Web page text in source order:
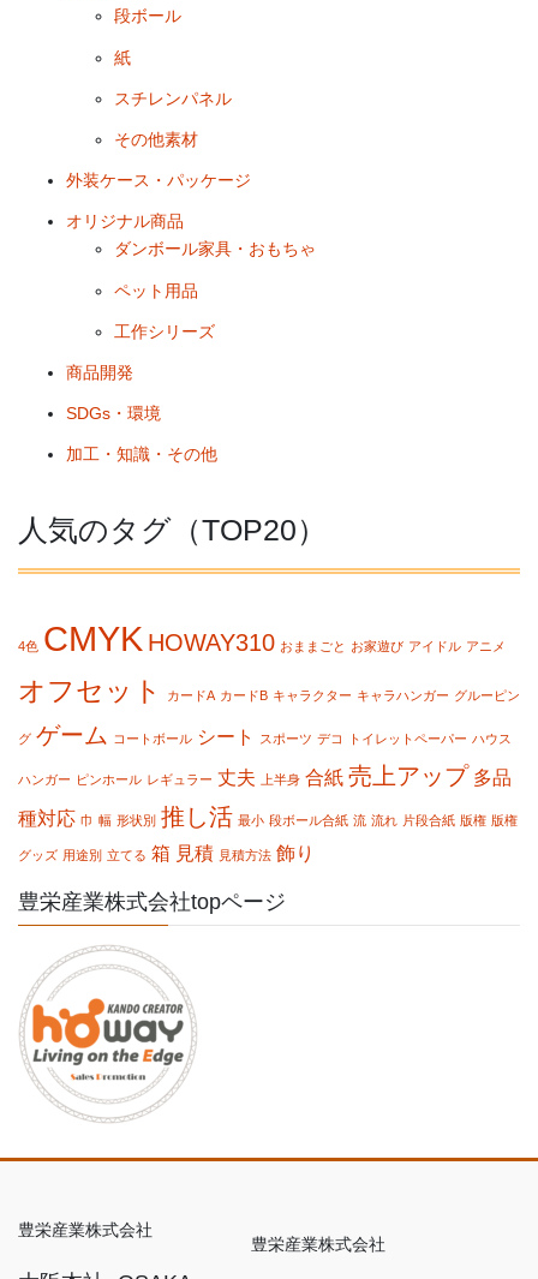
段ボール
紙
スチレンパネル
その他素材
外装ケース・パッケージ
オリジナル商品
ダンボール家具・おもちゃ
ペット用品
工作シリーズ
商品開発
SDGs・環境
加工・知識・その他
人気のタグ（TOP20）
4色 CMYK HOWAY310 おままごと お家遊び アイドル アニメ
オフセット カードA カードB キャラクター キャラハンガー グルーピン
グ ゲーム コートボール シート スポーツ デコ トイレットペーパー ハウス
ハンガー ピンホール レギュラー 丈夫 上半身 合紙 売上アップ 多品
種対応 巾 幅 形状別 推し活 最小 段ボール合紙 流 流れ 片段合紙 版権 版権
グッズ 用途別 立てる 箱 見積 見積方法 飾り
豊栄産業株式会社topページ
豊栄産業株式会社
豊栄産業株式会社